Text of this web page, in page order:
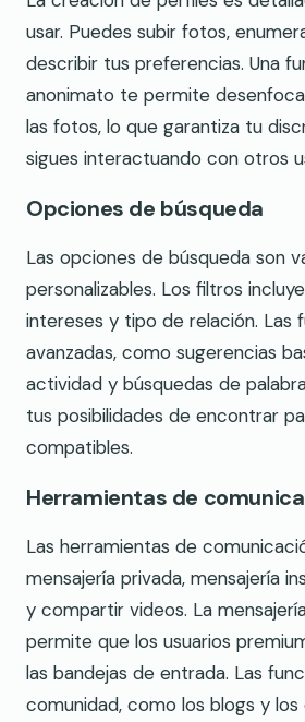
usar. Puedes subir fotos,
describir tus preferencias. Una
anonimato te permite
las fotos, lo que garantiza tu
sigues interactuando con otros
Opciones de búsqueda
Las opciones de búsqueda son
personalizables. Los filtros
intereses y tipo de relación. Las
avanzadas, como sugerencias
actividad y búsquedas de
tus posibilidades de encontrar
compatibles.
Herramientas de
Las herramientas de
mensajería privada, mensajería
y compartir videos. La
permite que los usuarios
las bandejas de entrada. Las
comunidad, como los blogs y